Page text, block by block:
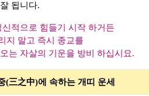
됩니다.
적으로 힘들기 시작 하거든
지 말고 즉시 종교를
는 자살의 기운을 방비 하십시요.
속하는 개띠 운세